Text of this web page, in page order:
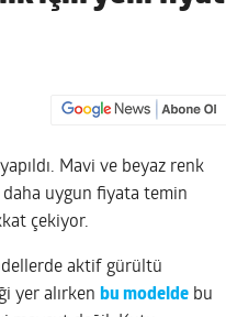
Mavi ve beyaz renk
daha uygun fiyata temin
çekiyor.
aktif gürültü
yer alırken bu modelde bu